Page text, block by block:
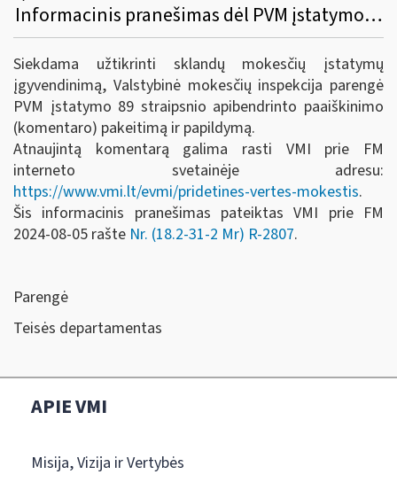
Informacinis pranešimas dėl PVM įstatymo 89 straipsnio apibendrinto paaiškinimo (komentaro) pakeitimo ir papildymo
Siekdama užtikrinti sklandų mokesčių įstatymų
įgyvendinimą, Valstybinė mokesčių inspekcija parengė
PVM įstatymo 89 straipsnio apibendrinto paaiškinimo
(komentaro) pakeitimą ir papildymą.
Atnaujintą komentarą galima rasti VMI prie FM
interneto svetainėje adresu:
https://www.vmi.lt/evmi/pridetines-vertes-mokestis.
Šis informacinis pranešimas pateiktas VMI prie FM
2024-08-05 rašte Nr. (18.2-31-2 Mr) R-2807.
Parengė
Teisės departamentas
APIE VMI
Misija, Vizija ir Vertybės